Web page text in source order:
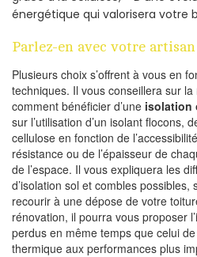
énergétique qui valorisera votre
Parlez-en avec votre
Plusieurs choix s’offrent à vous en
techniques. Il vous conseillera sur
comment bénéficier d’une isolation
sur l’utilisation d’un isolant flocons,
cellulose en fonction de
résistance ou de l’épaisseur de
de l’espace. Il vous expliquera les
d’isolation sol et combles possibles,
recourir à une dépose de votre
rénovation, il pourra vous proposer
perdus en même temps que celui
thermique aux performances plus